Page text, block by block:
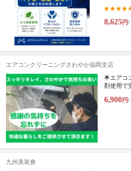
8,625円/
エアコンクリーニングさわやか福岡支店
🌟エアコ
剤使用で
6,900円/
九州美装會